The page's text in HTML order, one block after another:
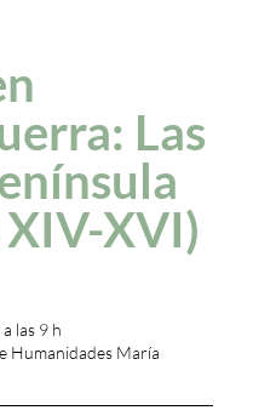
Las
XVI)
las 9 h
Humanidades María